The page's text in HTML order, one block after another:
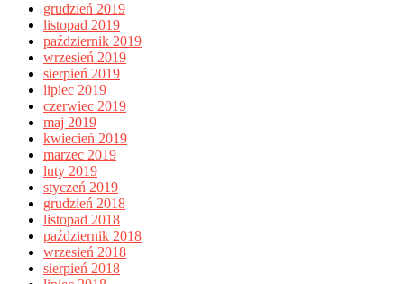
grudzień 2019
listopad 2019
październik 2019
wrzesień 2019
sierpień 2019
lipiec 2019
czerwiec 2019
maj 2019
kwiecień 2019
marzec 2019
luty 2019
styczeń 2019
grudzień 2018
listopad 2018
październik 2018
wrzesień 2018
sierpień 2018